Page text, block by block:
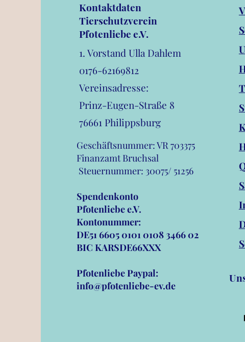
Kontaktdaten
Tierschutzverein
Pfotenliebe e.V.
1. Vorstand Ulla Dahlem
0176-62169812
Vereinsadresse:
Prinz-Eugen-Straße 8
76661 Philippsburg
Geschäftsnummer: VR 703375
Finanzamt Bruchsal
Steuernummer: 30075/ 51256
Spendenkonto
Pfotenliebe e.V.
Kontonummer:
DE51 6605 0101 0108 3466 02
BIC KARSDE66XXX
Pfotenliebe Paypal:
info@pfotenliebe-ev.de